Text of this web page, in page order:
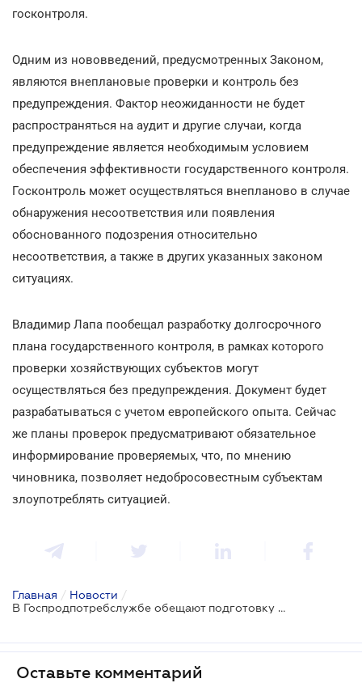
госконтроля.
Одним из нововведений, предусмотренных Законом,
являются внеплановые проверки и контроль без
предупреждения. Фактор неожиданности не будет
распространяться на аудит и другие случаи, когда
предупреждение является необходимым условием
обеспечения эффективности государственного контроля.
Госконтроль может осуществляться внепланово в случае
обнаружения несоответствия или появления
обоснованного подозрения относительно
несоответствия, а также в других указанных законом
ситуациях.
Владимир Лапа пообещал разработку долгосрочного
плана государственного контроля, в рамках которого
проверки хозяйствующих субъектов могут
осуществляться без предупреждения. Документ будет
разрабатываться с учетом европейского опыта. Сейчас
же планы проверок предусматривают обязательное
информирование проверяемых, что, по мнению
чиновника, позволяет недобросовестным субъектам
злоупотреблять ситуацией.
Главная / Новости /
В Госпродпотребслужбе обещают подготовку регулирования надзора по новой процедуре к апрелю 2018 года
Оставьте комментарий